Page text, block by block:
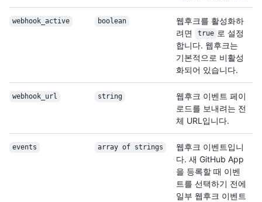
webhook_active boolean
웹후크를 활성화하
려면
true 로 설정
합니다. 웹후크는
기본적으로 비활성
화되어 있습니다.
webhook_url string
웹후크 이벤트 페이
로드를 보내려는 전
체 URL입니다.
events array of strings
웹후크 이벤트입니
다. 새 GitHub App
을 등록할 때 이벤
트를 선택하기 전에
일부 웹후크 이벤트